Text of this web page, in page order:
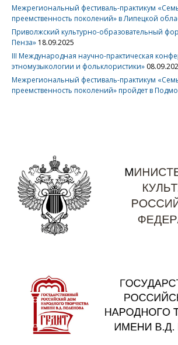
Межрегиональный фестиваль-практикум
преемственность поколений» в Липецкой
Приволжский культурно-образовательный
Пенза» 18.09.2025
III Международная научно-практическая
этномузыкологии и фольклористики»
Межрегиональный фестиваль-практикум
преемственность поколений» пройдет в